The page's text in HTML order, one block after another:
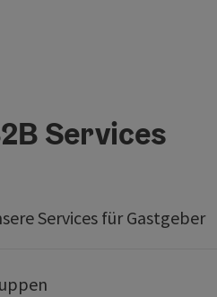
Services
Services für Gastgeber